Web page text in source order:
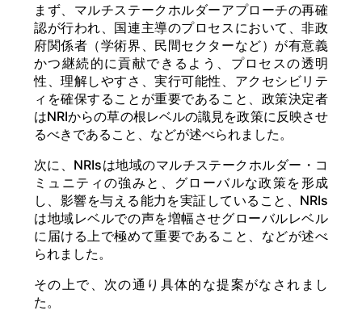
まず、マルチステークホルダーアプローチの再確
認が行われ、国連主導のプロセスにおいて、非政
府関係者（学術界、民間セクターなど）が有意義
かつ継続的に貢献できるよう、プロセスの透明
性、理解しやすさ、実行可能性、アクセシビリテ
ィを確保することが重要であること、政策決定者
はNRIからの草の根レベルの識見を政策に反映させ
るべきであること、などが述べられました。
次に、NRIsは地域のマルチステークホルダー・コ
ミュニティの強みと、グローバルな政策を形成
し、影響を与える能力を実証していること、NRIs
は地域レベルでの声を増幅させグローバルレベル
に届ける上で極めて重要であること、などが述べ
られました。
その上で、次の通り具体的な提案がなされまし
た。